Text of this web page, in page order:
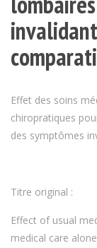
Effet des soins
chiropratiques
des symptômes
Titre original :
Effect of usual
medical care